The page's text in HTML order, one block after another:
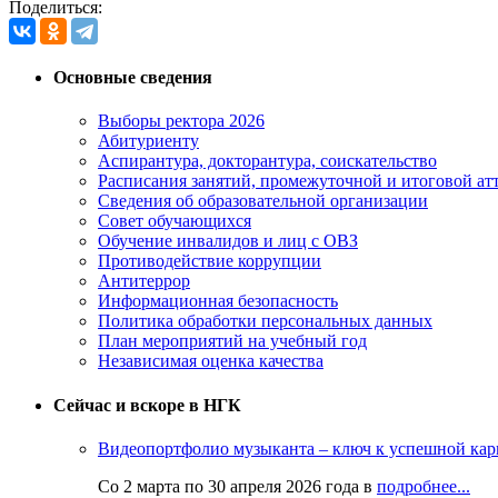
Поделиться:
Основные сведения
Выборы ректора 2026
Абитуриенту
Аспирантура, докторантура, соискательство
Расписания занятий, промежуточной и итоговой
Сведения об образовательной организации
Совет обучающихся
Обучение инвалидов и лиц с ОВЗ
Противодействие коррупции
Антитеррор
Информационная безопасность
Политика обработки персональных данных
План мероприятий на учебный год
Независимая оценка качества
Сейчас и вскоре в НГК
Видеопортфолио музыканта – ключ к успешной
Со 2 марта по 30 апреля 2026 года в подробнее...